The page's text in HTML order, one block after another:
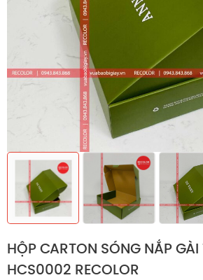
HỘP CARTON SÓNG NẮP
HCS0002 RECOLOR